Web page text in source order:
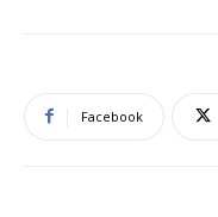
Facebook